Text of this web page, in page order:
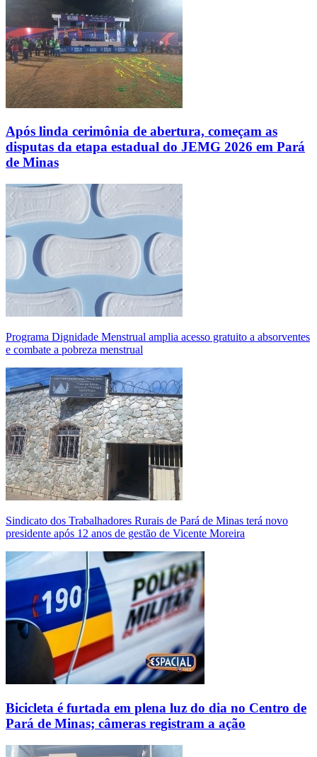
Após linda cerimônia de abertura, começam as
disputas da etapa estadual do JEMG 2026 em Pará
de Minas
Programa Dignidade Menstrual amplia acesso gratuito a absorventes
e combate a pobreza menstrual
Sindicato dos Trabalhadores Rurais de Pará de Minas terá novo
presidente após 12 anos de gestão de Vicente Moreira
Bicicleta é furtada em plena luz do dia no Centro de
Pará de Minas; câmeras registram a ação